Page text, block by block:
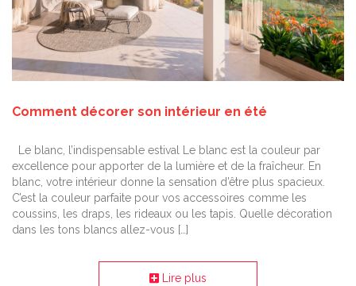
Comment décorer son intérieur en été
Le blanc, l’indispensable estival Le blanc est la couleur par
excellence pour apporter de la lumière et de la fraîcheur. En
blanc, votre intérieur donne la sensation d’être plus spacieux.
C’est la couleur parfaite pour vos accessoires comme les
coussins, les draps, les rideaux ou les tapis. Quelle décoration
dans les tons blancs allez-vous […]
Lire plus